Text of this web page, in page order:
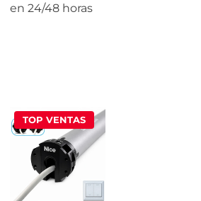
en 24/48 horas
TOP VENTAS